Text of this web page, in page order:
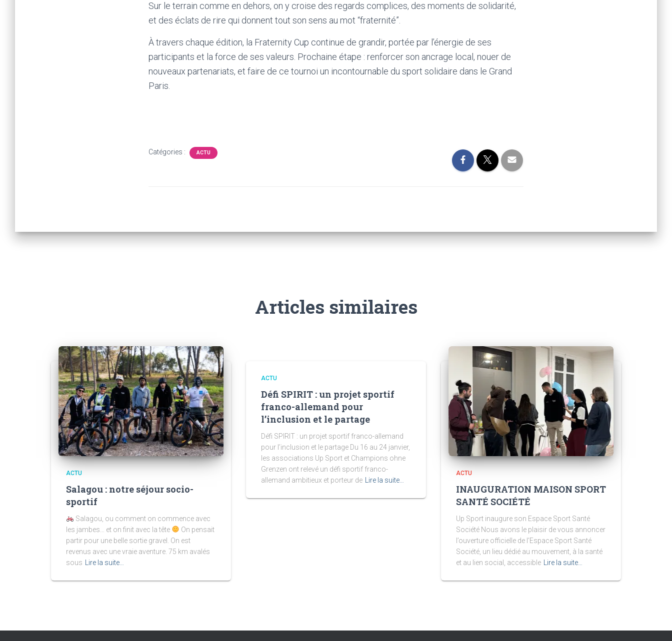
Sur le terrain comme en dehors, on y croise des regards complices, des moments de solidarité,
et des éclats de rire qui donnent tout son sens au mot “fraternité”.
À travers chaque édition, la Fraternity Cup continue de grandir, portée par l’énergie de ses
participants et la force de ses valeurs. Prochaine étape : renforcer son ancrage local, nouer de
nouveaux partenariats, et faire de ce tournoi un incontournable du sport solidaire dans le Grand
Paris.
Catégories : ACTU
Articles similaires
ACTU
Salagou : notre séjour socio-
sportif
Salagou, ou comment on commence avec
les jambes… et on finit avec la tête
On pensait
partir pour une belle sortie gravel. On est
revenus avec une vraie aventure. 75 km avalés
sous
Lire la suite…
ACTU
Défi SPIRIT : un projet sportif
franco-allemand pour
l’inclusion et le partage
Défi SPIRIT : un projet sportif franco-allemand
pour l’inclusion et le partage Du 16 au 24 janvier,
les associations Up Sport et Champions ohne
Grenzen ont relevé un défi sportif franco-
allemand ambitieux et porteur de
Lire la suite…
ACTU
INAUGURATION MAISON SPORT
SANTÉ SOCIÉTÉ
Up Sport inaugure son Espace Sport Santé
Société Nous avons le plaisir de vous annoncer
l’ouverture officielle de l’Espace Sport Santé
Société, un lieu dédié au mouvement, à la santé
et au lien social, accessible
Lire la suite…